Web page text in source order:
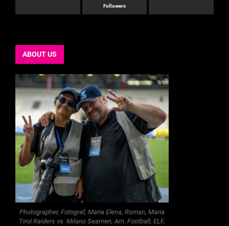
Followers
ABOUT US
Photographer, Fotograf, Maria Elena, Roman, Maria
Tirol Raiders vs. Milano Seamen, Am. Football, ELF,